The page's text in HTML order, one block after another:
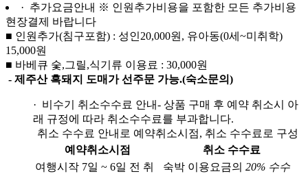
· 추가요금안내 ※ 인원추가비용을 포함한 모든 추가비용
현장결제 바랍니다
■ 인원추가(침구포함) : 성인20,000원, 유아동(0세~미취학)
15,000원
■ 바베큐 숯,그릴,식기류 이용료 : 30,000원
- 제주산 흑돼지 도매가 선주문 가능.(숙소문의)
· 비수기 취소수수료 안내- 상품 구매 후 예약 취소시 아
래 규정에 따라 취소수수료를 부과합니다.
취소 수수료 안내로 예약취소시점, 취소 수수료로 구성
예약취소시점
취소 수수료
여행시작 7일 ~ 6일 전 취
숙박 이용요금의 20% 수수